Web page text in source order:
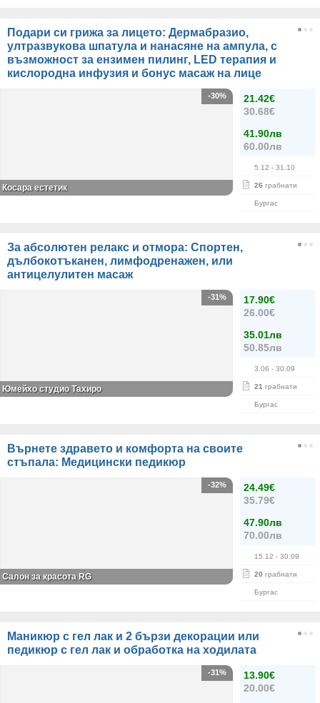
Подари си грижа за лицето: Дермабразио,
ултразвукова шпатула и нанасяне на ампула, с
възможност за ензимен пилинг, LED терапия и
кислородна инфузия и бонус масаж на лице
21.42€
30.68€
41.90лв
60.00лв
5.12 - 31.10
26 грабнати
Бургас
-30%
Косара естетик
За абсолютен релакс и отмора: Спортен,
дълбокотъканен, лимфодренажен, или
антицелулитен масаж
17.90€
26.00€
35.01лв
50.85лв
3.06 - 30.09
21 грабнати
Бургас
-31%
Юмейхо студио Тахиро
Върнете здравето и комфорта на своите
стъпала: Медицински педикюр
24.49€
35.79€
47.90лв
70.00лв
15.12 - 30.09
20 грабнати
Бургас
-32%
Салон за красота RG
Маникюр с гел лак и 2 бързи декорации или
педикюр с гел лак и обработка на ходилата
13.90€
20.00€
-31%